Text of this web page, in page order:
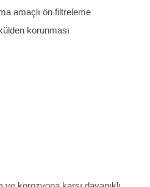
amaçlı ön filtreleme
korunması